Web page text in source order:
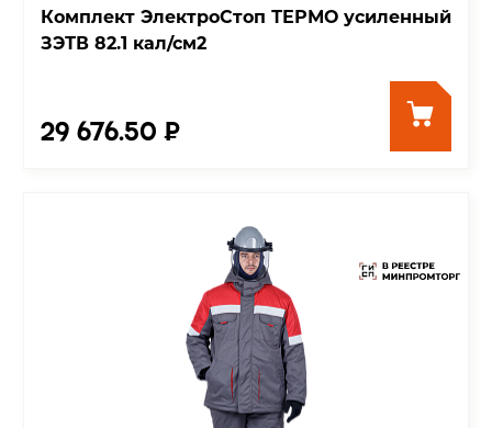
Комплект ЭлектроСтоп ТЕРМО усиленный
ЗЭТВ 82.1 кал/см2
29 676.50 ₽